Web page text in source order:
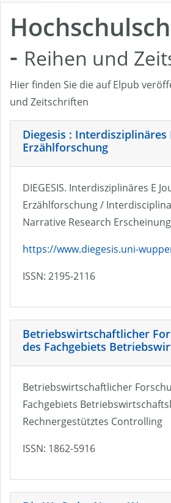
- Reihen und
Hier finden Sie die auf Elpub
und Zeitschriften
Diegesis : Interdisziplinäres
Erzählforschung
DIEGESIS. Interdisziplinäres E
Erzählforschung /
Narrative Research
https://www.diegesis.uni-
ISSN: 2195-2116
Betriebswirtschaftlicher
des Fachgebiets
Betriebswirtschaftlicher
Fachgebiets
Rechnergestütztes Controlling
ISSN: 1862-5916